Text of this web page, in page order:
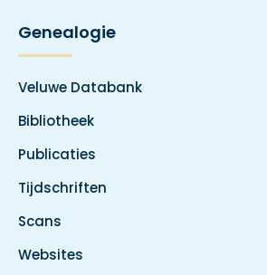
Genealogie
Veluwe Databank
Bibliotheek
Publicaties
Tijdschriften
Scans
Websites